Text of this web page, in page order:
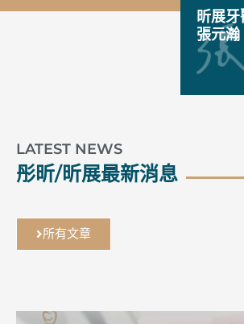
昕展牙
張元
LATEST NEWS
彤昕/昕展最新消息
所有文章